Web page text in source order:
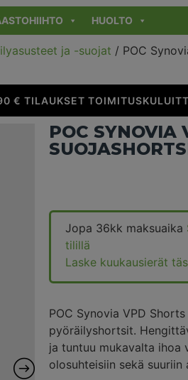
HUOLTO
ja -suojat / POC
€ TILAUKSET TOIMITUSKULUITTA
POC SYNOVIA
Jopa 36kk maksuaika
tilillä
Laske kuukausierät
POC Synovia VPD
pyöräilyshortsit.
ja tuntuu mukavalta ihoa
olosuhteisiin sekä suuriin